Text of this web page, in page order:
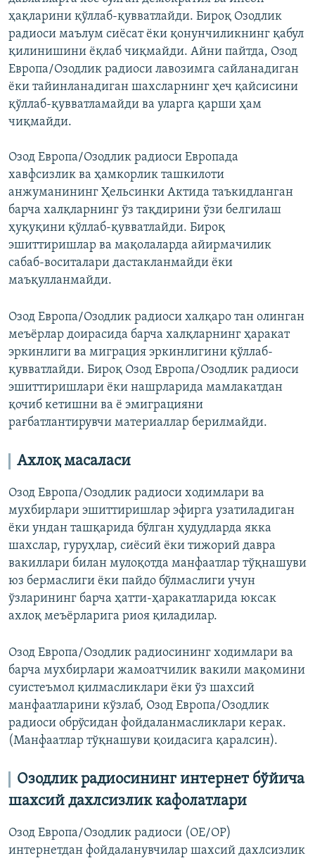
ҳақларини қўллаб-қувватлайди. Бироқ Озодлик
радиоси маълум сиёсат ёки қонунчиликнинг қабул
қилинишини ёқлаб чиқмайди. Айни пайтда, Озод
Европа/Озодлик радиоси лавозимга сайланадиган
ёки тайинланадиган шахсларнинг ҳеч қайсисини
қўллаб-қувватламайди ва уларга қарши ҳам
чиқмайди.
Озод Европа/Озодлик радиоси Европада
хавфсизлик ва ҳамкорлик ташкилоти
анжуманининг Ҳельсинки Актида таъкидланган
барча халқларнинг ўз тақдирини ўзи белгилаш
ҳуқуқини қўллаб-қувватлайди. Бироқ
эшиттиришлар ва мақолаларда айирмачилик
сабаб-воситалари дастакланмайди ёки
маъқулланмайди.
Озод Европа/Озодлик радиоси халқаро тан олинган
меъёрлар доирасида барча халқларнинг ҳаракат
эркинлиги ва миграция эркинлигини қўллаб-
қувватлайди. Бироқ Озод Европа/Озодлик радиоси
эшиттиришлари ёки нашрларида мамлакатдан
қочиб кетишни ва ё эмиграцияни
рағбатлантирувчи материаллар берилмайди.
Ахлоқ масаласи
Озод Европа/Озодлик радиоси ходимлари ва
мухбирлари эшиттиришлар эфирга узатиладиган
ёки ундан ташқарида бўлган ҳудудларда якка
шахслар, гуруҳлар, сиёсий ёки тижорий давра
вакиллари билан мулоқотда манфаатлар тўқнашуви
юз бермаслиги ёки пайдо бўлмаслиги учун
ўзларининг барча ҳатти-ҳаракатларида юксак
ахлоқ меъёрларига риоя қиладилар.
Озод Европа/Озодлик радиосининг ходимлари ва
барча мухбирлари жамоатчилик вакили мақомини
суистеъмол қилмасликлари ёки ўз шахсий
манфаатларини кўзлаб, Озод Европа/Озодлик
радиоси обрўсидан фойдаланмасликлари керак.
(Манфаатлар тўқнашуви қоидасига қаралсин).
Озодлик радиосининг интернет бўйича
шахсий дахлсизлик кафолатлари
Озод Европа/Озодлик радиоси (ОЕ/ОР)
интернетдан фойдаланувчилар шахсий дахлсизлик